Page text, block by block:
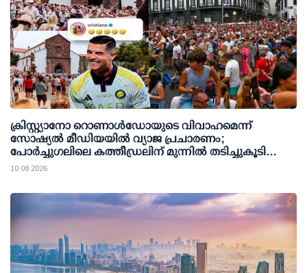
ക്രിസ്റ്റ്യാനോ റൊണാള്‍ഡോയുടെ വിവാഹമെന്ന്
സോഷ്യല്‍ മീഡിയയില്‍ വ്യാജ പ്രചാരണം;
പോര്‍ച്ചുഗലിലെ കത്തീഡ്രലിന് മുന്നില്‍ തടിച്ചുകൂടി
ജനക്കൂട്ടം
10 08 2026